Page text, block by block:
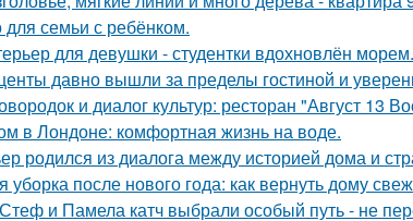
семьи с ребёнком.
для девушки - студентки вдохновлён морем.
давно вышли за пределы гостиной и
и диалог культур: ресторан "Август 13
в Лондоне: комфортная жизнь на воде.
родился из диалога между историей дома и
уборка после нового года: как вернуть дому
и Памела катч выбрали особый путь - не